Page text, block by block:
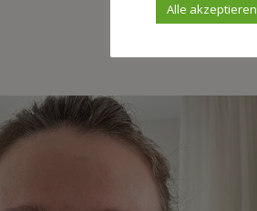
Alle akzeptieren